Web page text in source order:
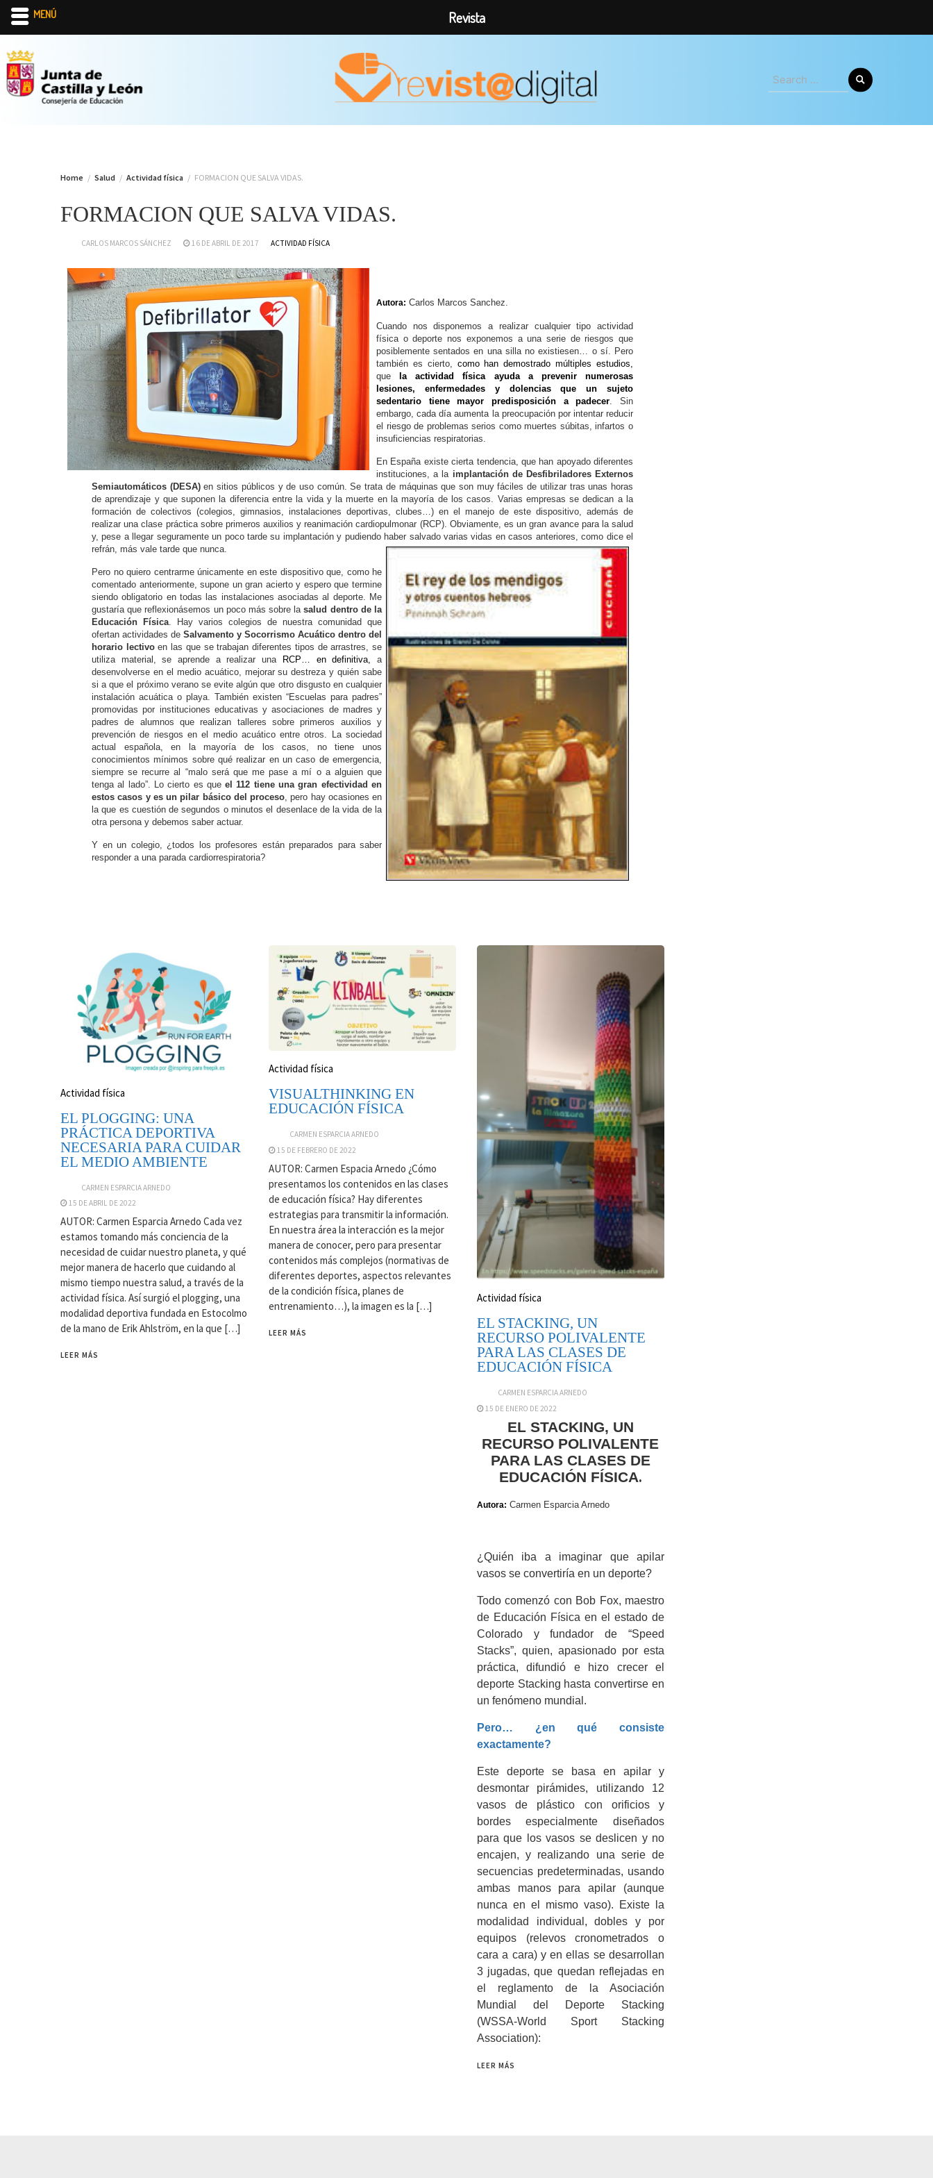
to
content
Search
for:
Home Salud Actividad física FORMACION QUE SALVA VIDAS.
FORMACION QUE SALVA VIDAS.
CARLOS MARCOS SÁNCHEZ 16 DE ABRIL DE 2017 ACTIVIDAD FÍSICA
Autora: Carlos Marcos Sanchez.
Cuando nos disponemos a realizar cualquier tipo actividad
física o deporte nos exponemos a una serie de riesgos que
posiblemente sentados en una silla no existiesen… o sí. Pero
también es cierto, como han demostrado múltiples estudios,
que
la actividad física ayuda a prevenir numerosas
lesiones, enfermedades y dolencias que un sujeto
sedentario tiene mayor predisposición a padecer. Sin
embargo, cada día aumenta la preocupación por intentar reducir
el riesgo de problemas serios como muertes súbitas, infartos o
insuficiencias respiratorias.
En España existe cierta tendencia, que han apoyado diferentes
instituciones, a la implantación de Desfibriladores Externos
Semiautomáticos (DESA)en sitios públicos y de uso común. Se trata de máquinas que son muy fáciles de utilizar tras unas horas
de aprendizaje y que suponen la diferencia entre la vida y la muerte en la mayoría de los casos. Varias empresas se dedican a la
formación de colectivos (colegios, gimnasios, instalaciones deportivas, clubes…) en el manejo de este dispositivo, además de
realizar una clase práctica sobre primeros auxilios y reanimación cardiopulmonar (RCP). Obviamente, es un gran avance para la salud
y, pese a llegar seguramente un poco tarde su implantación y pudiendo haber salvado varias vidas en casos anteriores, como dice el
refrán, más vale tarde que nunca.
Pero no quiero centrarme únicamente en este dispositivo que, como he
comentado anteriormente, supone un gran acierto y espero que termine
siendo obligatorio en todas las instalaciones asociadas al deporte. Me
gustaría que reflexionásemos un poco más sobre lasalud dentro de la
Educación Física. Hay varios colegios de nuestra comunidad que
ofertan actividades de Salvamento y Socorrismo Acuático dentro del
horario lectivoen las que se trabajan diferentes tipos de arrastres, se
utiliza material, se aprende a realizar una
RCP… en definitiva,a
desenvolverse en el medio acuático, mejorar su destreza y quién sabe
si a que el próximo verano se evite algún que otro disgusto en cualquier
instalación acuática o playa. También existen “Escuelas para padres”
promovidas por instituciones educativas y asociaciones de madres y
padres de alumnos que realizan talleres sobre primeros auxilios y
prevención de riesgos en el medio acuático entre otros. La sociedad
actual española, en la mayoría de los casos, no tiene unos
conocimientos mínimos sobre qué realizar en un caso de emergencia,
siempre se recurre al “malo será que me pase a mí o a alguien que
tenga al lado”. Lo cierto es queel 112 tiene una gran efectividad en
estos casos y es un pilar básico del proceso, pero hay ocasiones en
la que es cuestión de segundos o minutos el desenlace de la vida de la
otra persona y debemos saber actuar.
Y en un colegio, ¿todos los profesores están preparados para saber
responder a una parada cardiorrespiratoria?
Actividad física
EL PLOGGING: UNA
PRÁCTICA DEPORTIVA
NECESARIA PARA CUIDAR
EL MEDIO AMBIENTE
CARMEN ESPARCIA ARNEDO
15 DE ABRIL DE 2022
AUTOR: Carmen Esparcia Arnedo Cada vez
estamos tomando más conciencia de la
necesidad de cuidar nuestro planeta, y qué
mejor manera de hacerlo que cuidando al
mismo tiempo nuestra salud, a través de la
actividad física. Así surgió el plogging, una
modalidad deportiva fundada en Estocolmo
de la mano de Erik Ahlström, en la que […]
LEER MÁS
Actividad física
VISUALTHINKING EN
EDUCACIÓN FÍSICA
CARMEN ESPARCIA ARNEDO
15 DE FEBRERO DE 2022
AUTOR: Carmen Espacia Arnedo ¿Cómo
presentamos los contenidos en las clases
de educación física? Hay diferentes
estrategias para transmitir la información.
En nuestra área la interacción es la mejor
manera de conocer, pero para presentar
contenidos más complejos (normativas de
diferentes deportes, aspectos relevantes
de la condición física, planes de
entrenamiento…), la imagen es la […]
LEER MÁS
Actividad física
EL STACKING, UN
RECURSO POLIVALENTE
PARA LAS CLASES DE
EDUCACIÓN FÍSICA
CARMEN ESPARCIA ARNEDO
15 DE ENERO DE 2022
EL STACKING, UN
RECURSO POLIVALENTE
PARA LAS CLASES DE
EDUCACIÓN FÍSICA.
Autora: Carmen Esparcia Arnedo
¿Quién iba a imaginar que apilar
vasos se convertiría en un deporte?
Todo comenzó con Bob Fox, maestro
de Educación Física en el estado de
Colorado y fundador de “Speed
Stacks”, quien, apasionado por esta
práctica, difundió e hizo crecer el
deporte Stacking hasta convertirse en
un fenómeno mundial.
Pero… ¿en qué consiste
exactamente?
Este deporte se basa en apilar y
desmontar pirámides, utilizando 12
vasos de plástico con orificios y
bordes especialmente diseñados
para que los vasos se deslicen y no
encajen, y realizando una serie de
secuencias predeterminadas, usando
ambas manos para apilar (aunque
nunca en el mismo vaso). Existe la
modalidad individual, dobles y por
equipos (relevos cronometrados o
cara a cara) y en ellas se desarrollan
3 jugadas, que quedan reflejadas en
el reglamento de la Asociación
Mundial del Deporte Stacking
(WSSA-World Sport Stacking
Association):
LEER MÁS
MENÚ Revista